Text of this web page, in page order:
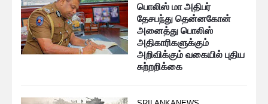
பொலிஸ் மா அதிபர்
தேசபந்து தென்னகோன்
அனைத்து பொலிஸ்
அதிகாரிகளுக்கும்
அறிவிக்கும் வகையில் புதிய
சுற்றறிக்கை